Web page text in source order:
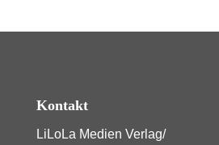
Kontakt
LiLoLa Medien Verlag/